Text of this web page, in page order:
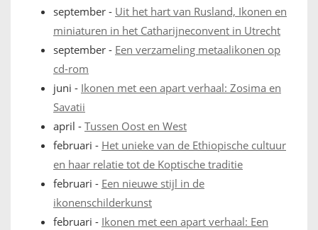
september - Uit het hart van Rusland, Ikonen en
miniaturen in het Catharijneconvent in Utrecht
september - Een verzameling metaalikonen op
cd-rom
juni - Ikonen met een apart verhaal: Zosima en
Savatii
april - Tussen Oost en West
februari - Het unieke van de Ethiopische cultuur
en haar relatie tot de Koptische traditie
februari - Een nieuwe stijl in de
ikonenschilderkunst
februari - Ikonen met een apart verhaal: Een